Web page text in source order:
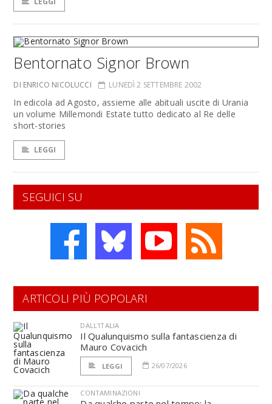
Bentornato Signor Brown
DI ENRICO NICOLUCCI LUNEDÌ 2 SETTEMBRE 2002
In edicola ad Agosto, assieme alle abituali uscite di Urania
un volume Millemondi Estate tutto dedicato al Re delle
short-stories
LEGGI
SEGUICI SU
ARTICOLI PIÙ POPOLARI
DALL'ITALIA
Il Qualunquismo sulla fantascienza di
Mauro Covacich
LEGGI 26/07/2026
CONTAMINAZIONI